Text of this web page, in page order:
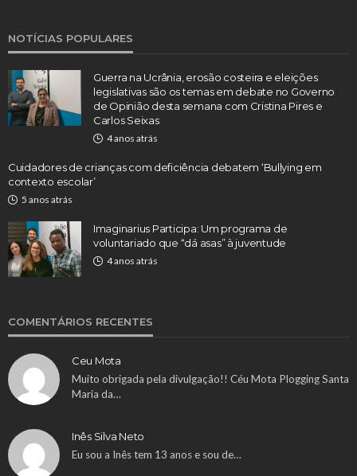
NOTÍCIAS POPULARES
Guerra na Ucrânia, erosão costeira e eleições
legislativas são os temas em debate no Governo
de Opinião desta semana com Cristina Pires e
Carlos Seixas
4 anos atrás
Cuidadores de crianças com deficiência debatem ‘Bullying em
contexto escolar’
5 anos atrás
Imaginarius Participa: Um programa de
voluntariado que “dá asas” à juventude
4 anos atrás
COMENTÁRIOS RECENTES
Ceu Mota
Muito obrigada pela divulgação!! Céu Mota Plogging Santa
Maria da…
Inês Silva Neto
Eu sou a Inês tem 13 anos e sou de…